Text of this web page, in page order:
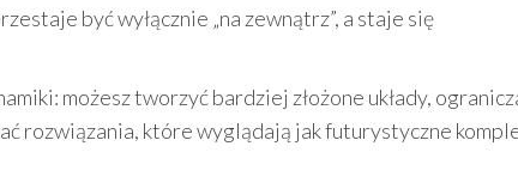
być wyłącznie „na zewnątrz”, a staje się
możesz tworzyć bardziej złożone układy,
rozwiązania, które wyglądają jak futurystyczne